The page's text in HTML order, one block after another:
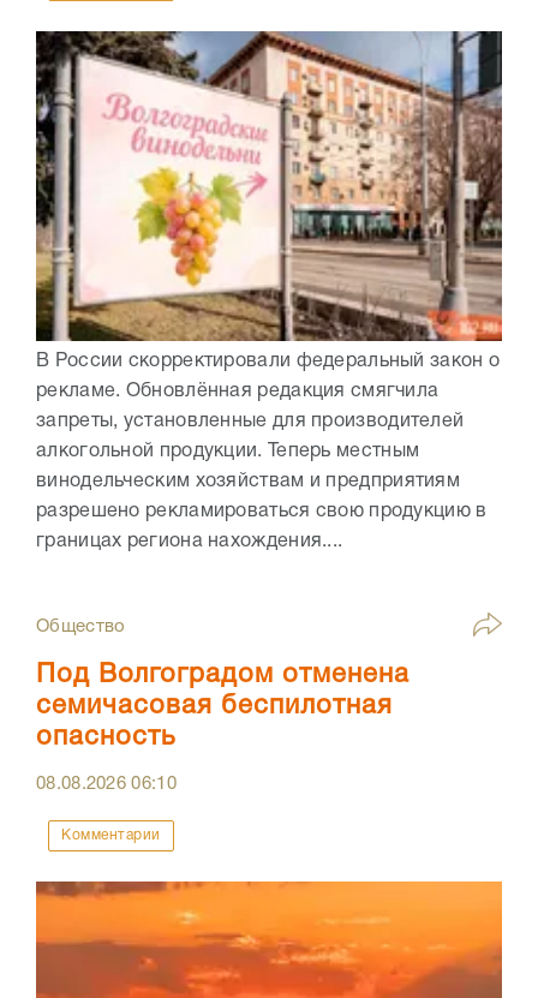
В России скорректировали федеральный закон о
рекламе. Обновлённая редакция смягчила
запреты, установленные для производителей
алкогольной продукции. Теперь местным
винодельческим хозяйствам и предприятиям
разрешено рекламироваться свою продукцию в
границах региона нахождения....
Общество
Под Волгоградом отменена
семичасовая беспилотная
опасность
08.08.202606:10
Комментарии